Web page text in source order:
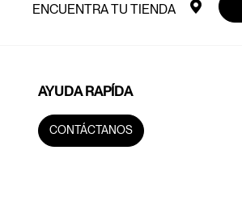
ENCUENTRA TU TIENDA
AYUDA RAPÍDA
CONTÁCTANOS